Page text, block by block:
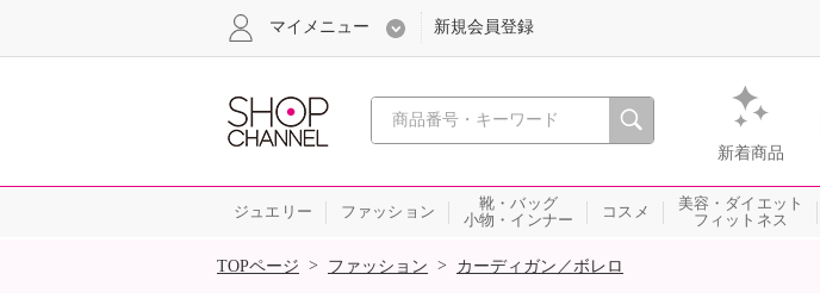
心おどる、瞬間を。通販・テレビショッピングのショップチャンネル
新着商品
マイメニュー 新規会員登録
ジュエリー ファッション
靴・バッグ
小物・インナー
コスメ
美容・ダイエット
フィットネス
SALE
TOPページ > ファッション > カーディガン／ボレロ